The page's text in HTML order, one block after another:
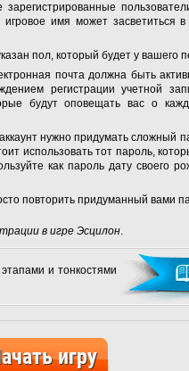
зарегистрированные
имя может засветиться
пол, который будет у вашего
почта должна быть
регистрации учетной
будут оповещать вас о
нужно придумать сложный
использовать тот пароль,
как пароль дату своего
повторить придуманный вами
в игре Эсцилон.
и тонкостями
игру